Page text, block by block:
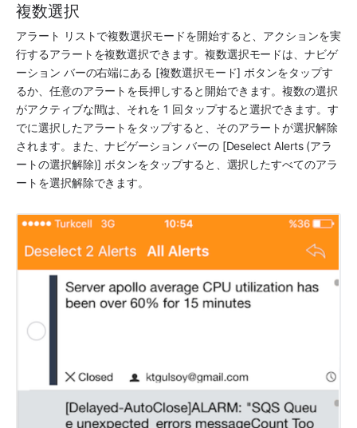
複数選択
アラート リストで複数選択モードを開始すると、アクションを実
行するアラートを複数選択できます。複数選択モードは、ナビゲ
ーション バーの右端にある [複数選択モード] ボタンをタップす
るか、任意のアラートを長押しすると開始できます。複数の選択
がアクティブな間は、それを 1 回タップすると選択できます。す
でに選択したアラートをタップすると、そのアラートが選択解除
されます。また、ナビゲーション バーの [Deselect Alerts (アラ
ートの選択解除)] ボタンをタップすると、選択したすべてのアラ
ートを選択解除できます。